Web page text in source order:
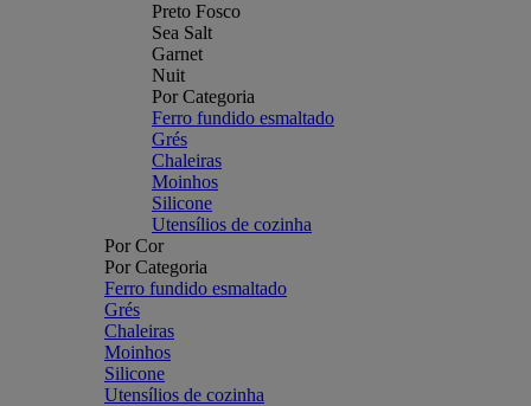
Preto Fosco
Sea Salt
Garnet
Nuit
Por Categoria
Ferro fundido esmaltado
Grés
Chaleiras
Moinhos
Silicone
Utensílios de cozinha
Por Cor
Por Categoria
Ferro fundido esmaltado
Grés
Chaleiras
Moinhos
Silicone
Utensílios de cozinha